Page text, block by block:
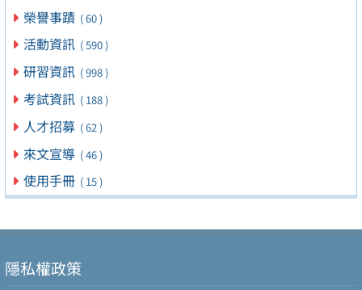
榮譽事蹟 ( 60 )
活動資訊 ( 590 )
研習資訊 ( 998 )
考試資訊 ( 188 )
人才招募 ( 62 )
來文宣導 ( 46 )
使用手冊 ( 15 )
隱私權政策